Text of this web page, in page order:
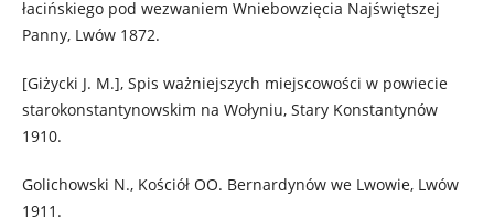
łacińskiego pod wezwaniem Wniebowzięcia Najświętszej
Panny, Lwów 1872.
[Giżycki J. M.], Spis ważniejszych miejscowości w powiecie
starokonstantynowskim na Wołyniu, Stary Konstantynów
1910.
Golichowski N., Kościół OO. Bernardynów we Lwowie, Lwów
1911.